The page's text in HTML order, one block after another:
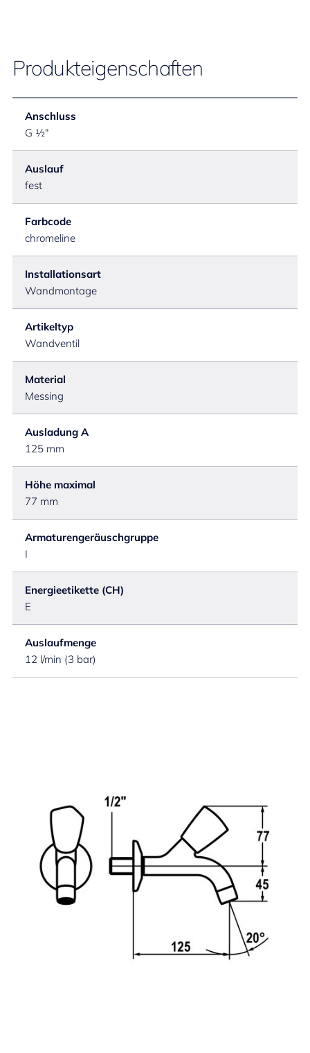
Produkteigenschaften
Anschluss
G ½"
Auslauf
fest
Farbcode
chromeline
Installationsart
Wandmontage
Artikeltyp
Wandventil
Material
Messing
Ausladung A
125 mm
Höhe maximal
77 mm
Armaturengeräuschgruppe
I
Energieetikette (CH)
E
Auslaufmenge
12 l/min (3 bar)